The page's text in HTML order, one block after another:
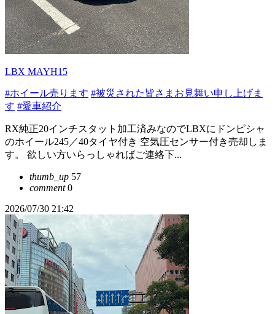
LBX MAYH15
#ホイール売ります #被災された皆さまお見舞い申し上げま
す #愛車紹介
RX純正20インチスタット加工済みなのでLBXにドンピシャ
のホイール245／40タイヤ付き 空気圧センサー付き売却しま
す。 欲しい方いらっしゃればご連絡下...
thumb_up 57
comment0
2026/07/30 21:42